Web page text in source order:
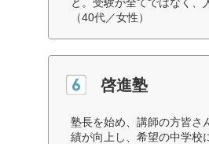
（40代／女性）
啓進塾
塾長を始め、講師の方皆さ
績が向上し、希望の中学校